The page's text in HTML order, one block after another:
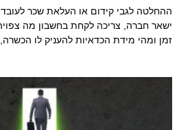
ההחלטה לגבי קידום או העלאת שכר
ישאר חברה, צריכה לקחת בחשבון מה
זמן ומהי מידת הכדאיות להעניק לו